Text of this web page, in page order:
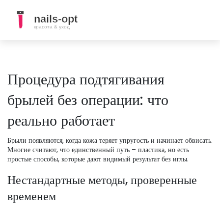
Процедура подтягивания
брылей без операции: что
реально работает
Брыли появляются, когда кожа теряет упругость и начинает обвисать.
Многие считают, что единственный путь – пластика, но есть
простые способы, которые дают видимый результат без иглы.
Нестандартные методы, проверенные
временем